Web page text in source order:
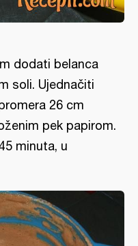
dodati belanca
soli. Ujednačiti
26 cm
pek papirom.
minuta, u